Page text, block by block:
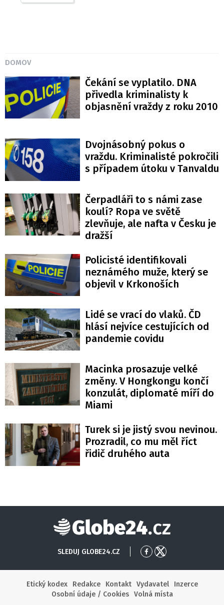
DOMOV
Čekání se vyplatilo. DNA
přivedla kriminalisty k
objasnění vraždy z roku 2010
Dvojnásobný pokus o
vraždu. Kriminalisté pokročili
s případem útoku v Tanvaldu
Čerpadláři to s námi zase
koulí? Ropa ve světě
zlevňuje, ale nafta v Česku je
dražší
Policisté identifikovali
neznámého muže, který se
objevil v Krkonoších
Lidé se vrací do vlaků. ČD
hlásí nejvíce cestujících od
pandemie covidu
Macinka prosazuje velké
změny. V Hongkongu končí
konzulát, diplomaté míří do
Miami
Turek si je jistý svou nevinou.
Prozradil, co mu měl říct
řidič druhého auta
Globe24
SLEDUJ GLOBE24.CZ
Přejít
Facebook
Přejít
X
Etický kodex
Redakce Kontakt Vydavatel
Inzerce
Osobní údaje / Cookies
Volná místa